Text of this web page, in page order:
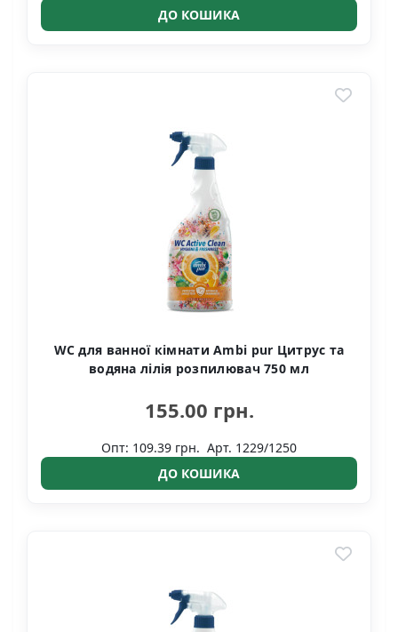
ДО КОШИКА
WC для ванної кімнати Ambi pur Цитрус та
водяна лілія розпилювач 750 мл
155.00 грн.
Опт: 109.39 грн. Арт. 1229/1250
ДО КОШИКА